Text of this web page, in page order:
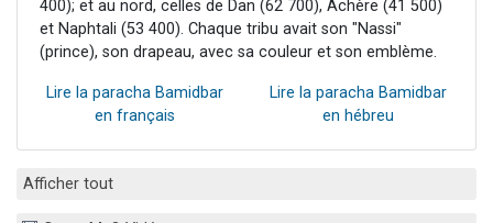
400); et au nord, celles de Dan (62 700), Achère (41 500)
et Naphtali (53 400). Chaque tribu avait son "Nassi"
(prince), son drapeau, avec sa couleur et son emblème.
Lire la paracha Bamidbar
en français
Lire la paracha Bamidbar
en hébreu
Afficher tout